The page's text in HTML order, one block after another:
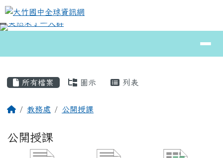
跳至主內容區
大竹國中全球資訊網
⏸
所有檔案 圖示 列表
回首頁教務處 公開授課
公開授課